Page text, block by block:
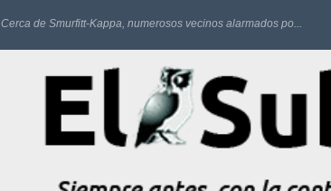
Cerca de Smurfitt-Kappa, numerosos vecinos alarmados po...